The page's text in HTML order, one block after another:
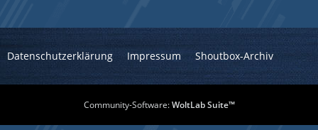
Datenschutzerklärung Impressum Shoutbox-Archiv
Community-Software:WoltLab Suite™